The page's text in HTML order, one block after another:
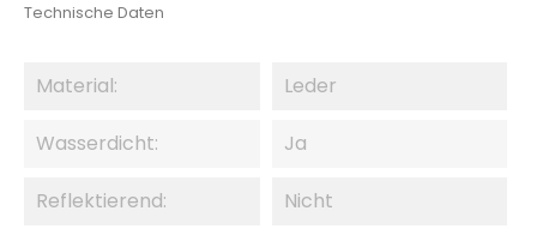
Technische Daten
Material: Leder
Wasserdicht: Ja
Reflektierend: Nicht